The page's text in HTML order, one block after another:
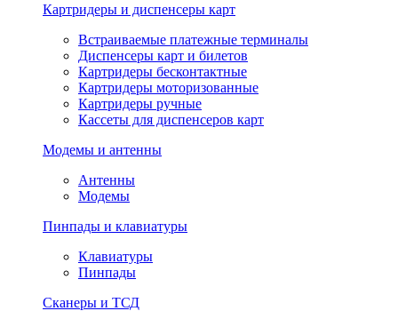
Картридеры и диспенсеры карт
Встраиваемые платежные терминалы
Диспенсеры карт и билетов
Картридеры бесконтактные
Картридеры моторизованные
Картридеры ручные
Кассеты для диспенсеров карт
Модемы и антенны
Антенны
Модемы
Пинпады и клавиатуры
Клавиатуры
Пинпады
Сканеры и ТСД